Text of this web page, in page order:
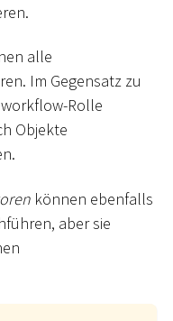
alle
Im Gegensatz zu
Rolle
Objekte
können ebenfalls
aber sie